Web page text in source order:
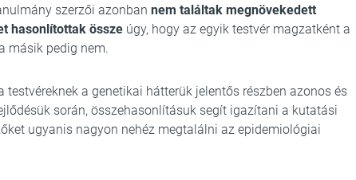
szerzői azonban nem találtak megnövekedett
hasonlítottak össze úgy, hogy az egyik testvér magzatként a
másik pedig nem.
testvéreknek a genetikai hátterük jelentős részben azonos és
során, összehasonlításuk segít igazítani a kutatási
ugyanis nagyon nehéz megtalálni az epidemiológiai